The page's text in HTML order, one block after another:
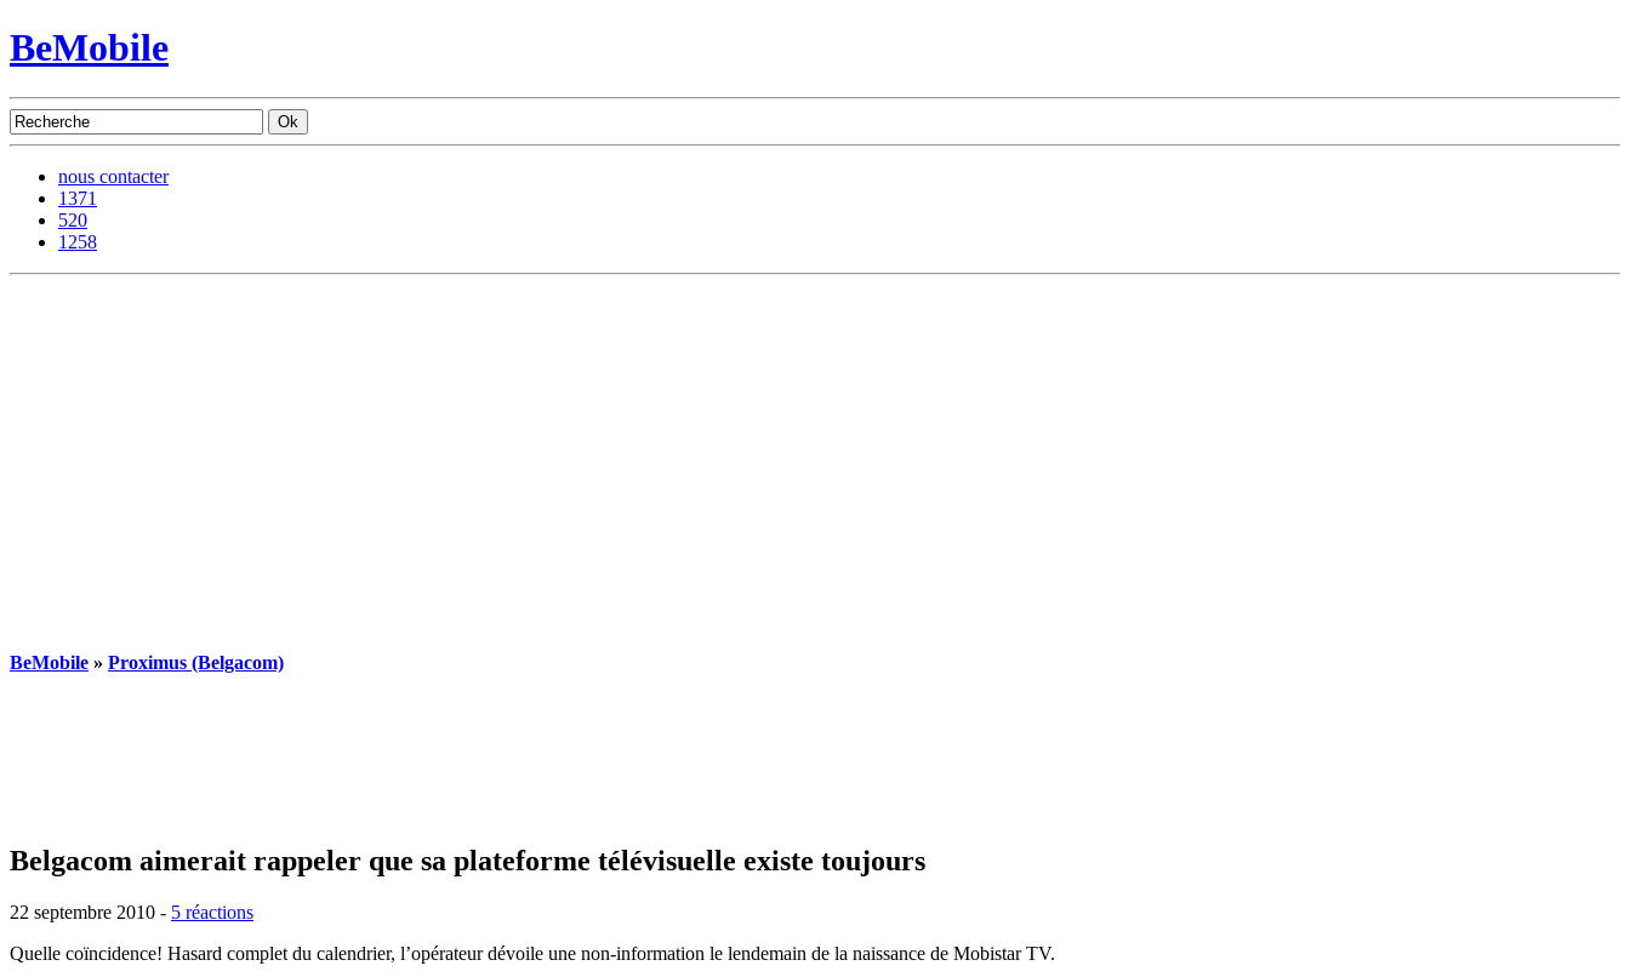
BeMobile
nous contacter
1371
520
1258
BeMobile » Proximus (Belgacom)
Belgacom aimerait rappeler que sa plateforme télévisuelle existe toujours
22 septembre 2010 - 5 réactions
Quelle coïncidence! Hasard complet du calendrier, l’opérateur dévoile une non-information le lendemain de la naissance de Mobistar TV.